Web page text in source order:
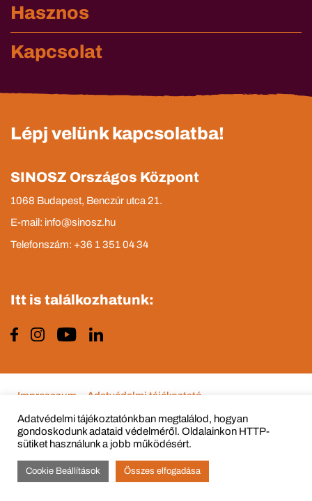
Hasznos
Kapcsolat
Lépj velünk kapcsolatba!
SINOSZ Országos Központ
1068 Budapest, Benczúr utca 21.
E-mail: info@sinosz.hu
Telefonszám: +36 1 351 04 34
Itt is találkozhatunk:
© Copyright 2015 - 2022 All Rights Reserved
Impresszum Adatvédelmi tájékoztató
Adatvédelmi tájékoztatónkban megtalálod, hogyan
gondoskodunk adataid védelméről. Oldalainkon HTTP-
sütiket használunk a jobb működésért.
Cookie Beállítások Összes elfogadása